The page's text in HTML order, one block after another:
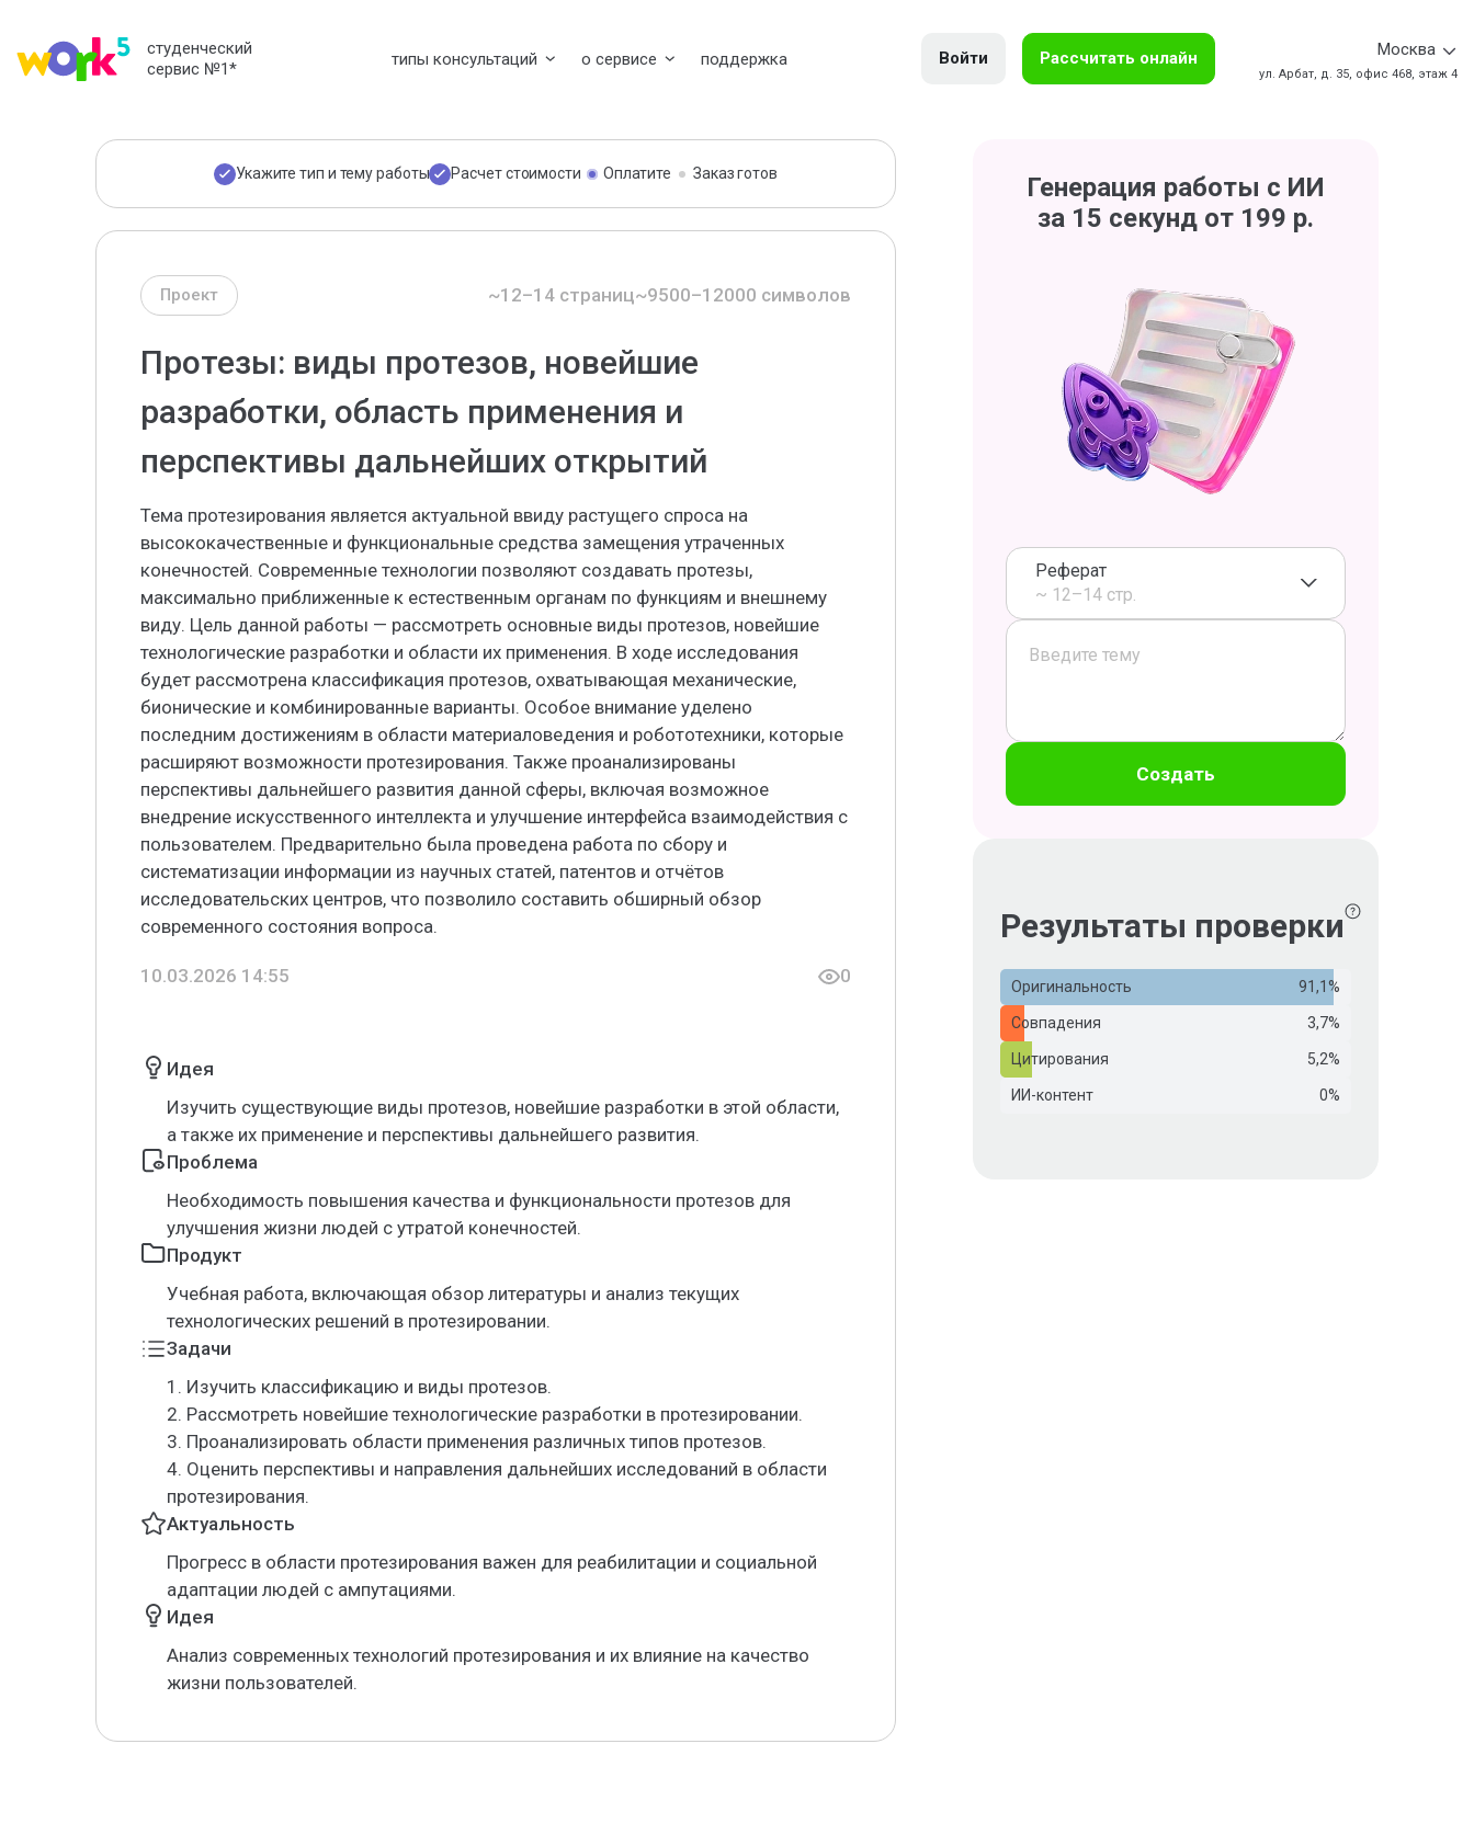
студенческий
сервис №1* типы консультаций о сервисе поддержка Войти Рассчитать онлайн Москва
ул. Арбат, д. 35, офис 468, этаж 4
Укажите тип и тему работы Расчет стоимости Оплатите Заказ готов
Проект ~12–14 страниц~9500–12000 символов
Протезы: виды протезов, новейшие
разработки, область применения и
перспективы дальнейших открытий
Тема протезирования является актуальной ввиду растущего спроса на
высококачественные и функциональные средства замещения утраченных
конечностей. Современные технологии позволяют создавать протезы,
максимально приближенные к естественным органам по функциям и внешнему
виду. Цель данной работы — рассмотреть основные виды протезов, новейшие
технологические разработки и области их применения. В ходе исследования
будет рассмотрена классификация протезов, охватывающая механические,
бионические и комбинированные варианты. Особое внимание уделено
последним достижениям в области материаловедения и робототехники, которые
расширяют возможности протезирования. Также проанализированы
перспективы дальнейшего развития данной сферы, включая возможное
внедрение искусственного интеллекта и улучшение интерфейса взаимодействия с
пользователем. Предварительно была проведена работа по сбору и
систематизации информации из научных статей, патентов и отчётов
исследовательских центров, что позволило составить обширный обзор
современного состояния вопроса.
10.03.2026 14:55 0
Идея
Изучить существующие виды протезов, новейшие разработки в этой области,
а также их применение и перспективы дальнейшего развития.
Проблема
Необходимость повышения качества и функциональности протезов для
улучшения жизни людей с утратой конечностей.
Продукт
Учебная работа, включающая обзор литературы и анализ текущих
технологических решений в протезировании.
Задачи
1. Изучить классификацию и виды протезов.
2. Рассмотреть новейшие технологические разработки в протезировании.
3. Проанализировать области применения различных типов протезов.
4. Оценить перспективы и направления дальнейших исследований в области
протезирования.
Актуальность
Прогресс в области протезирования важен для реабилитации и социальной
адаптации людей с ампутациями.
Идея
Анализ современных технологий протезирования и их влияние на качество
жизни пользователей.
Генерация работы с ИИ
за 15 секунд от 199 р.
Реферат
~ 12–14 стр.
Создать
Результаты проверки
Оригинальность 91,1%
Совпадения 3,7%
Цитирования 5,2%
ИИ-контент 0%